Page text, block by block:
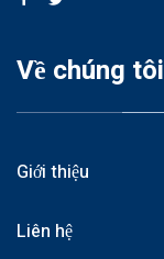
Về chúng tôi
Giới thiệu
Liên hệ